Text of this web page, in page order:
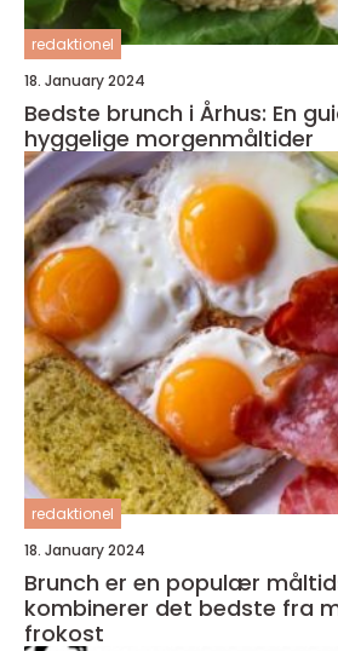
redaktionel
18. January 2024
Bedste brunch i Århus: En
hyggelige morgenmåltider
redaktionel
18. January 2024
Brunch er en populær
kombinerer det bedste fra
frokost